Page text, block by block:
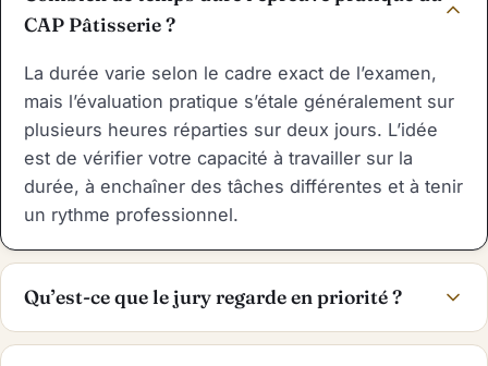
CAP Pâtisserie ?
La durée varie selon le cadre exact de l’examen,
mais l’évaluation pratique s’étale généralement sur
plusieurs heures réparties sur deux jours. L’idée
est de vérifier votre capacité à travailler sur la
durée, à enchaîner des tâches différentes et à tenir
un rythme professionnel.
Qu’est-ce que le jury regarde en priorité ?